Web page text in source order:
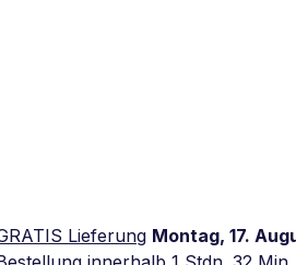
Lieferung Montag, 17.